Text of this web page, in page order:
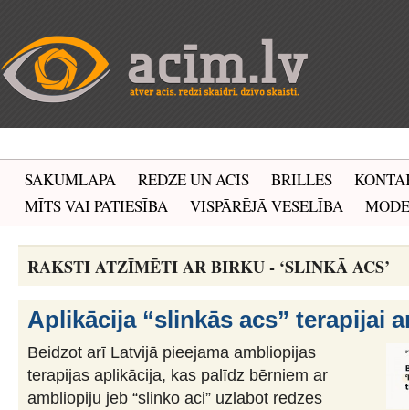
SĀKUMLAPA REDZE UN ACIS BRILLES
MĪTS VAI PATIESĪBA
VISPĀRĒJĀ VESELĪBA MODE
RAKSTI ATZĪMĒTI AR BIRKU - ‘SLINKĀ ACS’
Aplikācija “slinkās acs” terapijai
Beidzot arī Latvijā pieejama ambliopijas
terapijas aplikācija, kas palīdz bērniem ar
ambliopiju jeb “slinko aci” uzlabot redzes